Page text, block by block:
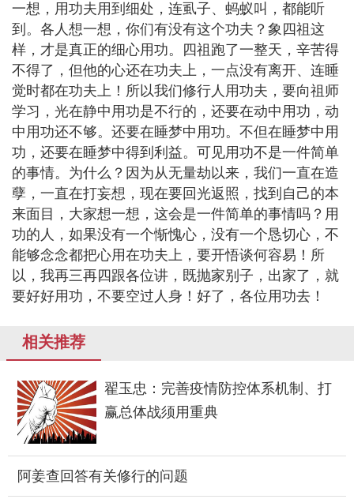
一想，用功夫用到细处，连虱子、蚂蚁叫，都能听
到。各人想一想，你们有没有这个功夫？象四祖这
样，才是真正的细心用功。四祖跑了一整天，辛苦得
不得了，但他的心还在功夫上，一点没有离开、连睡
觉时都在功夫上！所以我们修行人用功夫，要向祖师
学习，光在静中用功是不行的，还要在动中用功，动
中用功还不够。还要在睡梦中用功。不但在睡梦中用
功，还要在睡梦中得到利益。可见用功不是一件简单
的事情。为什么？因为从无量劫以来，我们一直在造
孽，一直在打妄想，现在要回光返照，找到自己的本
来面目，大家想一想，这会是一件简单的事情吗？用
功的人，如果没有一个惭愧心，没有一个恳切心，不
能够念念都把心用在功夫上，要开悟谈何容易！所
以，我再三再四跟各位讲，既抛家别子，出家了，就
要好好用功，不要空过人身！好了，各位用功去！
相关推荐
翟玉忠：完善疫情防控体系机制、打
赢总体战须用重典
阿姜查回答有关修行的问题